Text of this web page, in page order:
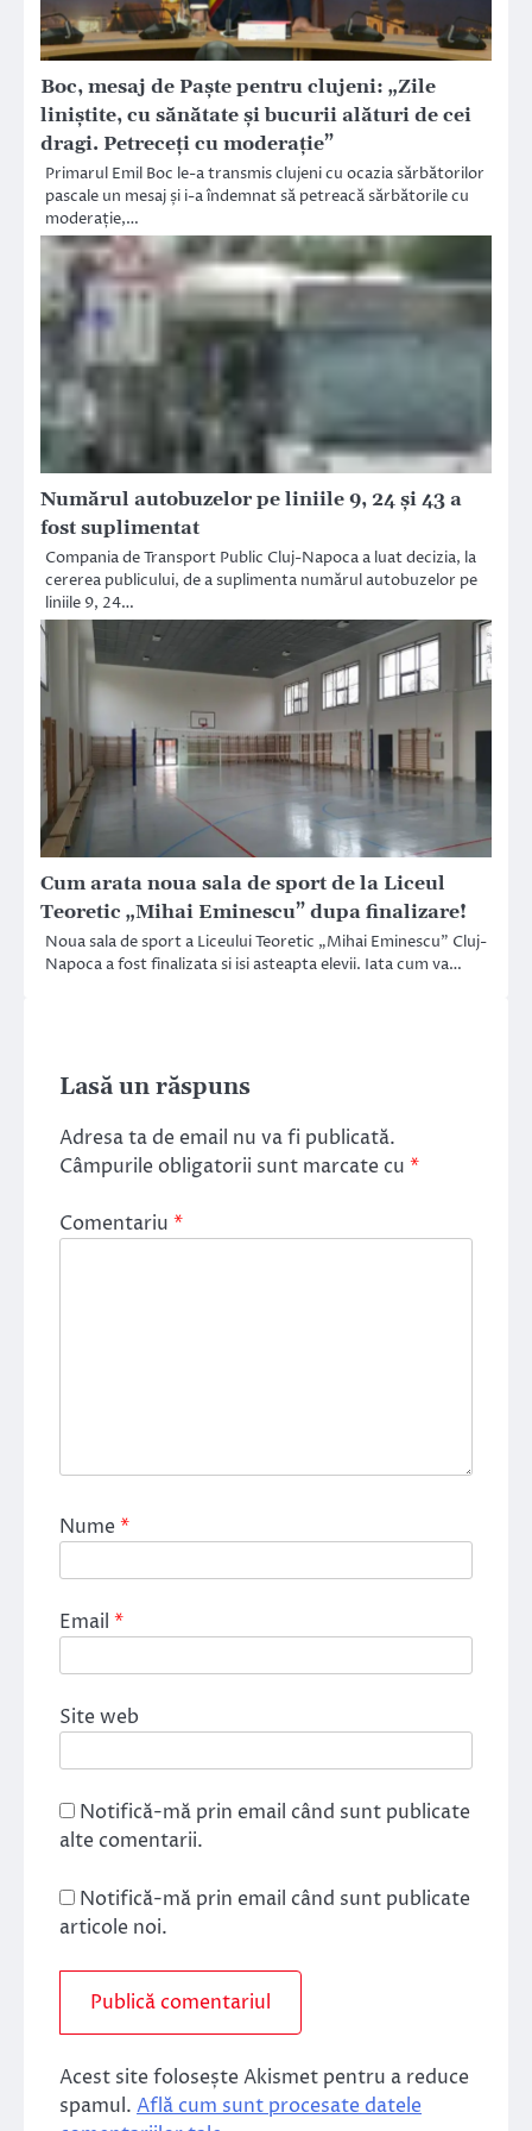
Boc, mesaj de Paște pentru clujeni: „Zile
liniștite, cu sănătate și bucurii alături de cei
dragi. Petreceți cu moderație”
Primarul Emil Boc le-a transmis clujeni cu ocazia sărbătorilor
pascale un mesaj și i-a îndemnat să petreacă sărbătorile cu
moderație,…
Numărul autobuzelor pe liniile 9, 24 și 43 a
fost suplimentat
Compania de Transport Public Cluj-Napoca a luat decizia, la
cererea publicului, de a suplimenta numărul autobuzelor pe
liniile 9, 24…
Cum arata noua sala de sport de la Liceul
Teoretic „Mihai Eminescu” dupa finalizare!
Noua sala de sport a Liceului Teoretic „Mihai Eminescu” Cluj-
Napoca a fost finalizata si isi asteapta elevii. Iata cum va…
Lasă un răspuns
Adresa ta de email nu va fi publicată.
Câmpurile obligatorii sunt marcate cu *
Comentariu *
Nume*
Email *
Site web
Notifică-mă prin email când sunt publicate
alte comentarii.
Notifică-mă prin email când sunt publicate
articole noi.
Acest site folosește Akismet pentru a reduce
spamul. Află cum sunt procesate datele